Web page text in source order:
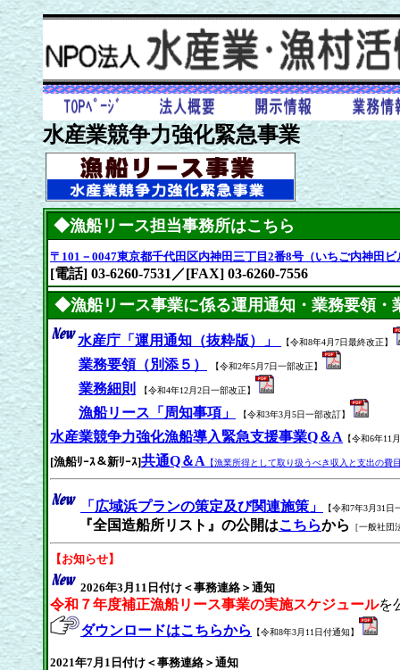
水産業競争力強化緊急事業
◆漁船リース担当事務所はこちら
〒101－0047東京都千代田区内神田三丁目2番8号（いちご内神田ビ
[電話] 03-6260-7531／[FAX] 03-6260-7556
◆漁船リース事業に係る運用通知・業務要領・
水産庁「運用通知（抜粋版）」 【令和8年4月7日最終改正】
業務要領（別添５） 【令和2年5月7日一部改正】
業務細則 【令和4年12月2日一部改正】
漁船リース「周知事項」 【令和3年3月5日一部改訂】
水産業競争力強化漁船導入緊急支援事業Q＆A 【令和6年11
[漁船ﾘｰｽ＆新ﾘｰｽ]共通Q＆A 【漁業所得として取り扱うべき収入と支出の費
「広域浜プランの策定及び関連施策」 【令和7年3月31日
『全国造船所リスト』の公開はこちらから ［一般社
【お知らせ】
2026年3月11日付け＜事務連絡＞通知
令和７年度補正漁船リース事業の実施スケジュールを
ダウンロードはこちらから
【令和8年3月11日付通知】
2021年7月1日付け＜事務連絡＞通知